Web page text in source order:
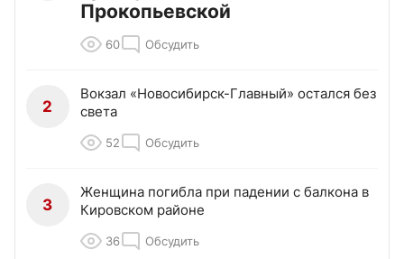
Прокопьевской
60 Обсудить
2
Вокзал «Новосибирск-Главный» остался без
света
52 Обсудить
3
Женщина погибла при падении с балкона в
Кировском районе
36 Обсудить